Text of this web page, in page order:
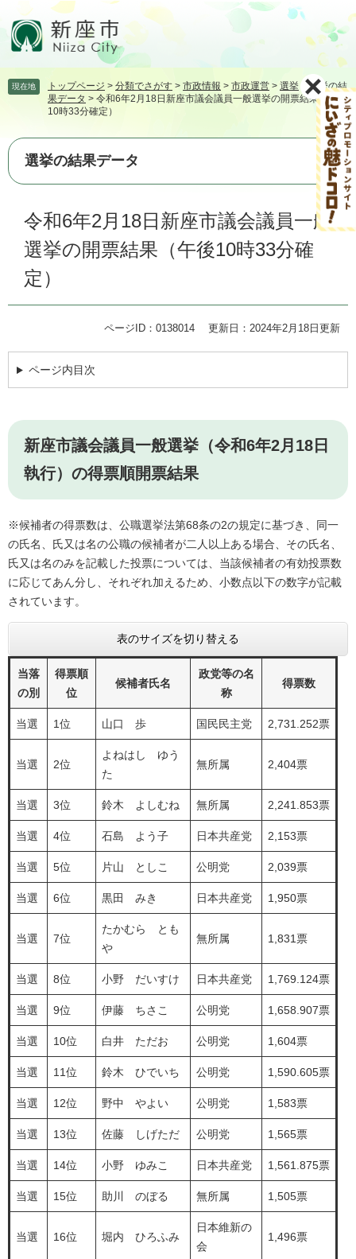
頭飛
て
文
現在地 トップページ > 分類でさがす > 市政情報 > 市政運営 > 選挙>選挙の結
果データ > 令和6年2月18日新座市議会議員一般選挙の開票結果（午後
10時33分確定）
選挙の結果データ
令和6年2月18日新座市議会議員一般
選挙の開票結果（午後10時33分確
定）
ページID：0138014 更新日：2024年2月18日更新
ページ内目次
新座市議会議員一般選挙（令和6年2月18日
執行）の得票順開票結果
※候補者の得票数は、公職選挙法第68条の2の規定に基づき、同一
の氏名、氏又は名の公職の候補者が二人以上ある場合、その氏名、
氏又は名のみを記載した投票については、当該候補者の有効投票数
に応じてあん分し、それぞれ加えるため、小数点以下の数字が記載
されています。
表のサイズを切り替える
当落
の別
得票順
位
候補者氏名
政党等の名
称
得票数
当選 1位 山口 歩 国民民主党 2,731.252票
当選 2位
よねはし ゆう
た
無所属 2,404票
当選 3位 鈴木 よしむね 無所属 2,241.853票
当選 4位 石島 よう子 日本共産党 2,153票
当選 5位 片山 としこ 公明党 2,039票
当選 6位 黒田 みき 日本共産党 1,950票
当選 7位
たかむら とも
や
無所属 1,831票
当選 8位 小野 だいすけ 日本共産党 1,769.124票
当選 9位 伊藤 ちさこ 公明党 1,658.907票
当選 10位 白井 ただお 公明党 1,604票
当選 11位 鈴木 ひでいち 公明党 1,590.605票
当選 12位 野中 やよい 公明党 1,583票
当選 13位 佐藤 しげただ 公明党 1,565票
当選 14位 小野 ゆみこ 日本共産党 1,561.875票
当選 15位 助川 のぼる 無所属 1,505票
当選 16位 堀内 ひろふみ
日本維新の
会
1,496票